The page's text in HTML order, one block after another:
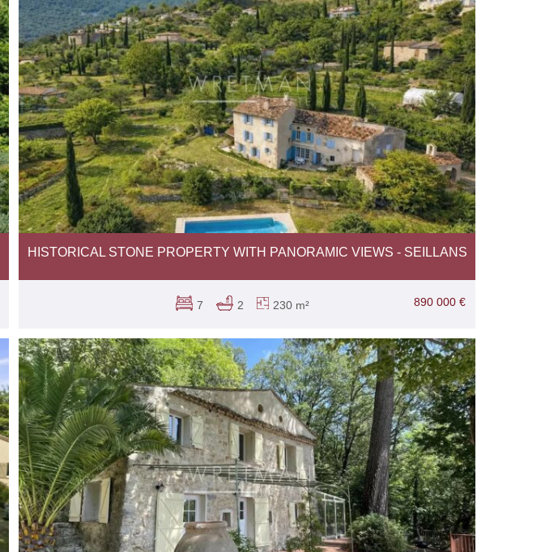
HISTORICAL STONE PROPERTY WITH PANORAMIC VIEWS - SEILLANS
890 000 €
7 2 230 m²